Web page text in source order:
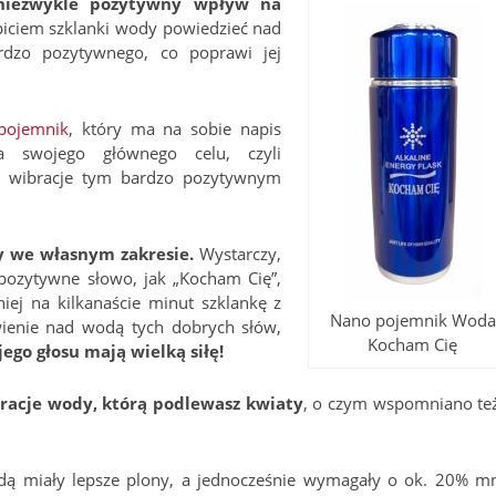
Nano pojemnik Woda
Kocham Cię
szklanki wody powiedzieć nad
pozytywnego, co poprawi jej
, który ma na sobie napis
swojego głównego celu, czyli
tym bardzo pozytywnym
własnym zakresie. Wystarczy,
słowo, jak „Kocham Cię”,
na kilkanaście minut szklankę z
nad wodą tych dobrych słów,
głosu mają wielką siłę!
wody, którą podlewasz kwiaty, o czym wspomniano
miały lepsze plony, a jednocześnie wymagały o ok. 20%